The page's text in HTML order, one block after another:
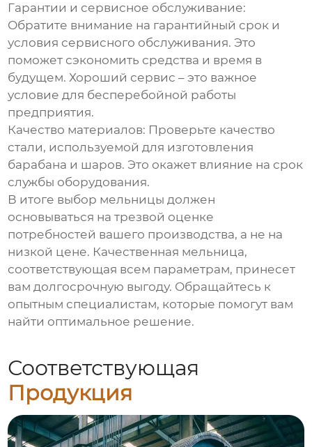
Гарантии и сервисное обслуживание:
Обратите внимание на гарантийный срок и
условия сервисного обслуживания. Это
поможет сэкономить средства и время в
будущем. Хороший сервис – это важное
условие для бесперебойной работы
предприятия.
Качество материалов: Проверьте качество
стали, используемой для изготовления
барабана и шаров. Это окажет влияние на срок
службы оборудования.
В итоге выбор мельницы должен
основываться на трезвой оценке
потребностей вашего производства, а не на
низкой цене. Качественная мельница,
соответствующая всем параметрам, принесет
вам долгосрочную выгоду. Обращайтесь к
опытным специалистам, которые помогут вам
найти оптимальное решение.
Соответствующая
Продукция